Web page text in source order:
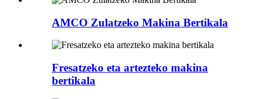
AMCO Zulatzeko Makina Bertikala
Fresatzeko eta artezteko makina
bertikala